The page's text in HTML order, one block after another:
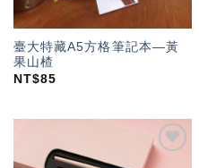
臺大特藏A5方格筆記本—黃
果山楂
NT$85